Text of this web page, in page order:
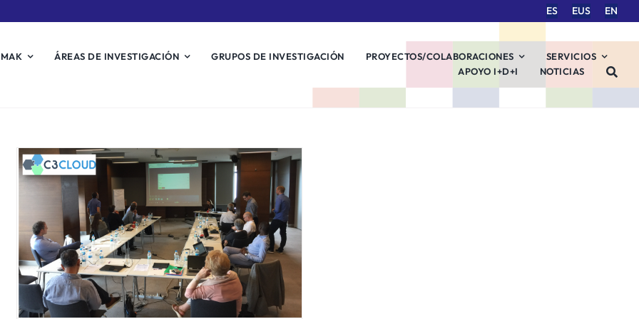
ES EUS EN
ÁREAS DE INVESTIGACIÓN GRUPOS DE INVESTIGACIÓN PROYECTOS/COLABORACIONES
SERVICIOS
APOYO I+D+I
NOTICIAS